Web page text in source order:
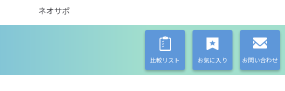
ネオサポ
比較リスト お気に入り お問い合わせ